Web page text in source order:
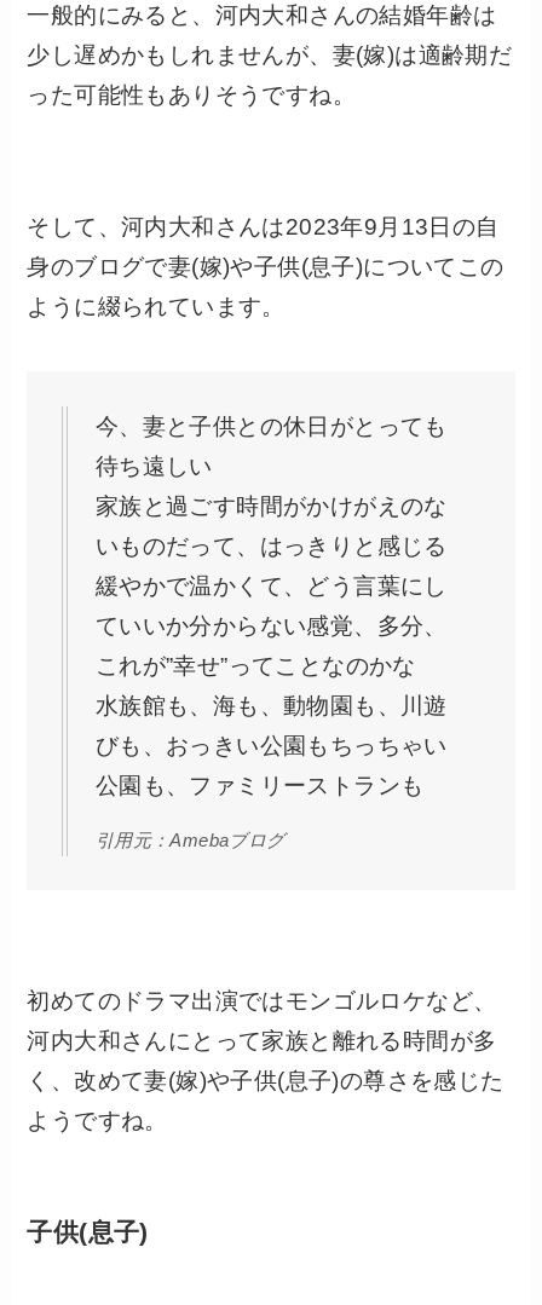
一般的にみると、河内大和さんの結婚年齢は
少し遅めかもしれませんが、妻(嫁)は適齢期だ
った可能性もありそうですね。
そして、河内大和さんは2023年9月13日の自
身のブログで妻(嫁)や子供(息子)についてこの
ように綴られています。
今、妻と子供との休日がとっても
待ち遠しい
家族と過ごす時間がかけがえのな
いものだって、はっきりと感じる
緩やかで温かくて、どう言葉にし
ていいか分からない感覚、多分、
これが”幸せ”ってことなのかな
水族館も、海も、動物園も、川遊
びも、おっきい公園もちっちゃい
公園も、ファミリーストランも
引用元：Amebaブログ
初めてのドラマ出演ではモンゴルロケなど、
河内大和さんにとって家族と離れる時間が多
く、改めて妻(嫁)や子供(息子)の尊さを感じた
ようですね。
子供(息子)